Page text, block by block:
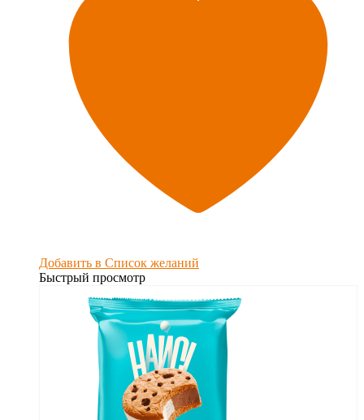
Добавить в Список желаний
Быстрый просмотр